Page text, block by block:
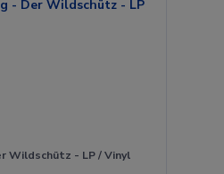
Wildschütz - LP / Vinyl